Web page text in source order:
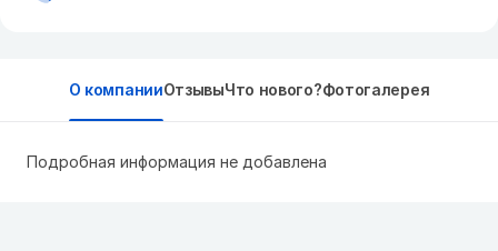
О компанииОтзывыЧто нового?Фотогалерея
Подробная информация не добавлена